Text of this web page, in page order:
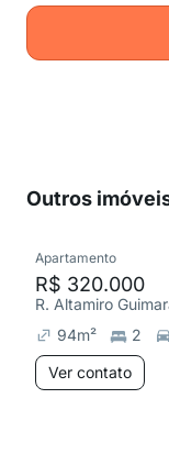
Outros
Apartamento
R$ 320.000
R. Altamiro
94m² 2
Ver contato